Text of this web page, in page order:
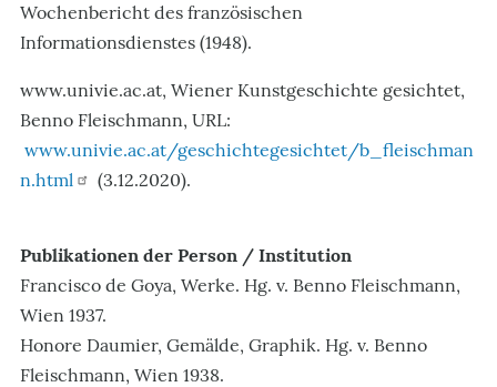
Wochenbericht des französischen
Informationsdienstes (1948).
www.univie.ac.at, Wiener Kunstgeschichte gesichtet,
Benno Fleischmann, URL:
www.univie.ac.at/geschichtegesichtet/b_fleischman
n.html
(3.12.2020).
Publikationen der Person / Institution
Francisco de Goya, Werke. Hg. v. Benno Fleischmann,
Wien 1937.
Honore Daumier, Gemälde, Graphik. Hg. v. Benno
Fleischmann, Wien 1938.